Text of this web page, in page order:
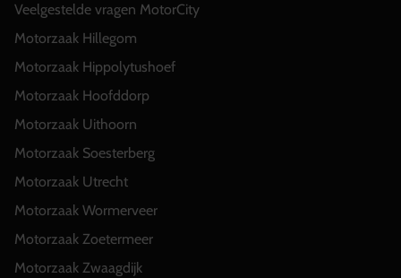
Veelgestelde vragen MotorCity
Motorzaak Hillegom
Motorzaak Hippolytushoef
Motorzaak Hoofddorp
Motorzaak Uithoorn
Motorzaak Soesterberg
Motorzaak Utrecht
Motorzaak Wormerveer
Motorzaak Zoetermeer
Motorzaak Zwaagdijk